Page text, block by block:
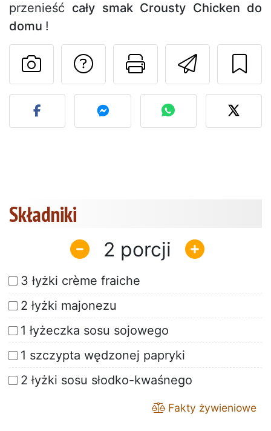
przenieść cały smak Crousty Chicken do
domu !
Wyślij
Drukuj stronę
Zadaj pytanie
Opublikuj zdjęcie tego
Składniki
2
3 łyżki crème fraiche
2 łyżki majonezu
1 łyżeczka sosu sojowego
1 szczypta wędzonej papryki
2 łyżki sosu słodko-kwaśnego
Fakty żywieniowe